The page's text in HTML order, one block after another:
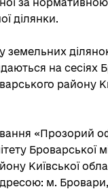
за
ділянки.
земельних
на сесіях
району
«Прозорий
Броварської
Київської
м. Бровари,